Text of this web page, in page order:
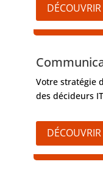
DÉCOUVRIR
Votre stratégie
des décideurs IT
DÉCOUVRIR